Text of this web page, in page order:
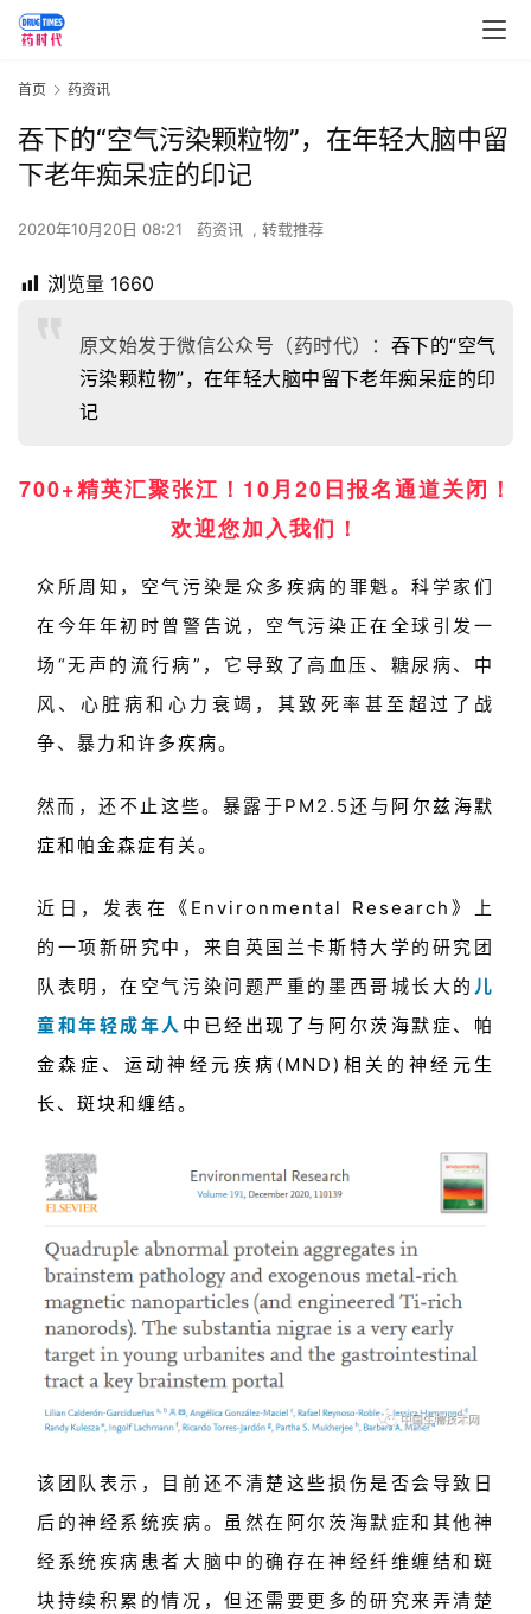
首页 药资讯
吞下的“空气污染颗粒物”，在年轻大脑中留
下老年痴呆症的印记
2020年10月20日 08:21 药资讯 , 转载推荐
浏览量 1660
原文始发于微信公众号（药时代）： 吞下的“空气
污染颗粒物”，在年轻大脑中留下老年痴呆症的印
记
700+精英汇聚张江！10月20日报名通道关闭！
欢迎您加入我们！
众所周知，空气污染是众多疾病的罪魁。科学家们
在今年年初时曾警告说，空气污染正在全球引发一
场“无声的流行病”，它导致了高血压、糖尿病、中
风、心脏病和心力衰竭，其致死率甚至超过了战
争、暴力和许多疾病。
然而，还不止这些。暴露于PM2.5还与 阿尔兹海默
症和 帕金森症有关。
近日，发表在 《Environmental Research》 上
的一项新研究中，来自英国兰卡斯特大学的研究团
队表明，在空气污染问题严重的墨西哥城长大的 儿
童和年轻成年人 中已经出现了与阿尔茨海默症、帕
金森症、 运动神经元疾病 (MND )相关的神经元生
长、斑块和缠结。
该团队表示，目前还不清楚这些损伤是否会导致日
后的神经系统疾病。虽然在阿尔茨海默症和其他神
经系统疾病患者大脑中的确存在神经纤维缠结和斑
块持续积累的情况，但还需要更多的研究来弄清楚